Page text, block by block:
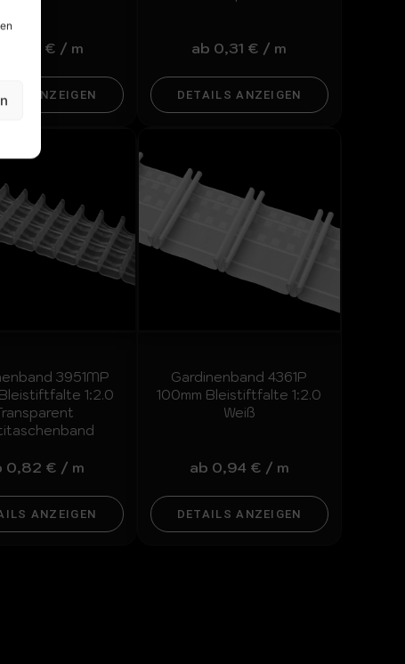
€ / m
ANZEIGEN
ab 0,31 € / m
DETAILS ANZEIGEN
3951MP
1:2.0
0,82 € / m
ANZEIGEN
Gardinenband 4361P
100mm Bleistiftfalte 1:2.0
Weiß
ab 0,94 € / m
DETAILS ANZEIGEN